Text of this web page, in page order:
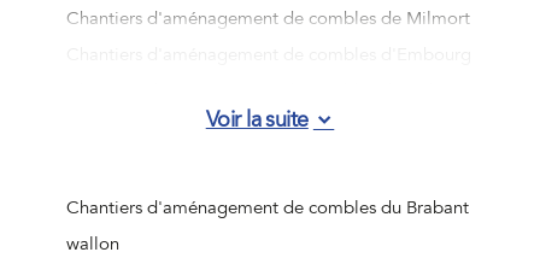
Chantiers d'aménagement de combles de Milmort
Chantiers d'aménagement de combles de Jemeppe-sur-
Chantiers d'aménagement de combles d'Ougrée
Chantiers d'aménagement de combles de Vottem
Voir la suite
Chantiers d'aménagement de combles du Brabant
wallon